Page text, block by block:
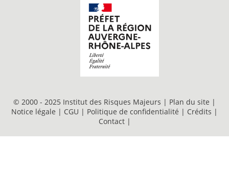
© 2000 - 2025 Institut des Risques Majeurs | Plan du site |
Notice légale | CGU | Politique de confidentialité | Crédits |
Contact |